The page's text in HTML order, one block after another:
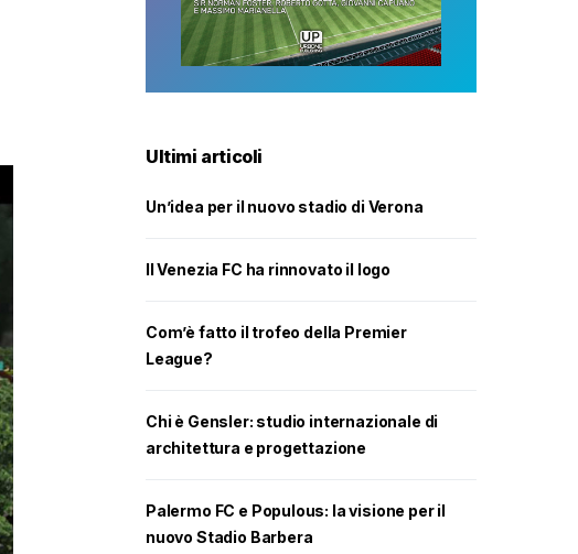
Ultimi articoli
Un’idea per il nuovo stadio di Verona
Il Venezia FC ha rinnovato il logo
Com’è fatto il trofeo della Premier
League?
Chi è Gensler: studio internazionale di
architettura e progettazione
Palermo FC e Populous: la visione per il
nuovo Stadio Barbera